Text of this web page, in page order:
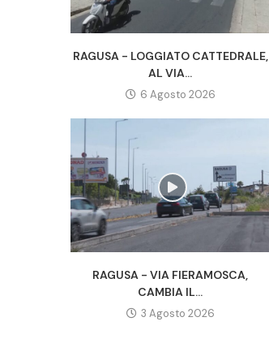
RAGUSA - LOGGIATO CATTEDRALE,
AL VIA...
6 Agosto 2026
RAGUSA - VIA FIERAMOSCA,
CAMBIA IL...
3 Agosto 2026